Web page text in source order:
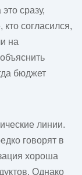
сразу,
согласился,
на
бюджет
линии.
говорят в
хороша
Однако